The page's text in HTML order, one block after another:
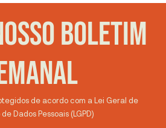
BOLETIM
de acordo com a Lei Geral de
Dados Pessoais (LGPD)